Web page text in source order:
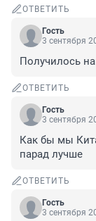
ОТВЕТИТЬ
Гость
3 сентября
Получилось
ОТВЕТИТЬ
Гость
3 сентября
Как бы мы
парад лучше
ОТВЕТИТЬ
Гость
3 сентября